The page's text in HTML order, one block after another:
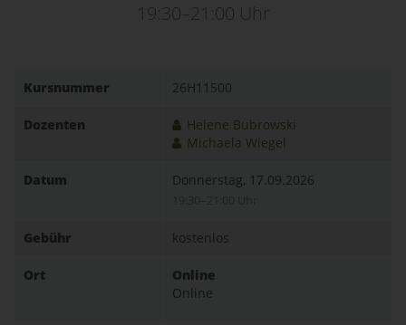
19:30–21:00 Uhr
Kursnummer 26H11500
Dozenten
Helene Bubrowski
Michaela Wiegel
Datum Donnerstag, 17.09.2026
Gebühr kostenlos
Ort
Online
Online